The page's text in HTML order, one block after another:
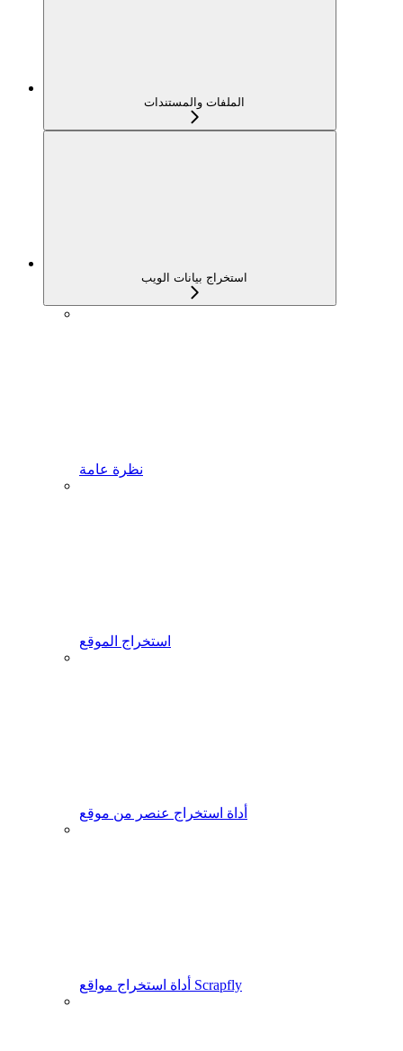
الملفات والمستندات
استخراج بيانات الويب
نظرة عامة
استخراج الموقع
أداة استخراج عنصر من موقع
أداة استخراج مواقع Scrapfly